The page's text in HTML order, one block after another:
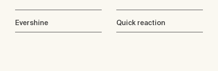
Evershine Quick reaction